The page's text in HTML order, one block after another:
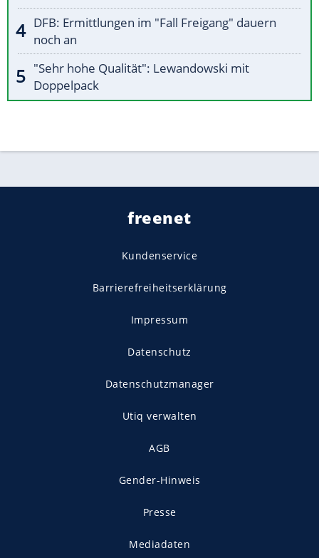
DFB: Ermittlungen im "Fall Freigang" dauern
noch an
"Sehr hohe Qualität": Lewandowski mit
Doppelpack
freenet
Kundenservice
Barrierefreiheitserklärung
Impressum
Datenschutz
Datenschutzmanager
Utiq verwalten
AGB
Gender-Hinweis
Presse
Mediadaten